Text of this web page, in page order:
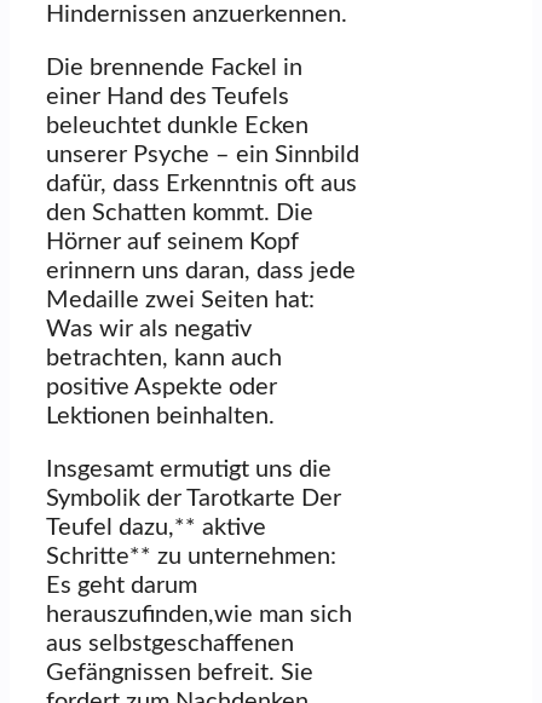
Hindernissen anzuerkennen.
Die brennende Fackel in
einer Hand des Teufels
beleuchtet dunkle Ecken
unserer Psyche – ein Sinnbild
dafür, dass Erkenntnis oft aus
den Schatten kommt. Die
Hörner auf seinem Kopf
erinnern uns daran, dass jede
Medaille zwei Seiten hat:
Was wir als negativ
betrachten, kann auch
positive Aspekte oder
Lektionen beinhalten.
Insgesamt ermutigt uns die
Symbolik der Tarotkarte Der
Teufel dazu,** aktive
Schritte** zu unternehmen:
Es geht darum
herauszufinden,wie man sich
aus selbstgeschaffenen
Gefängnissen befreit. Sie